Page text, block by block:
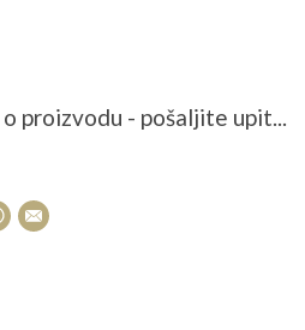
proizvodu - pošaljite upit...